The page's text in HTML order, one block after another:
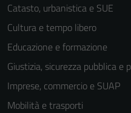
Catasto, urbanistica e SUE
Cultura e tempo libero
Educazione e formazione
Giustizia, sicurezza pubblica e
Imprese, commercio e SUAP
Mobilità e trasporti